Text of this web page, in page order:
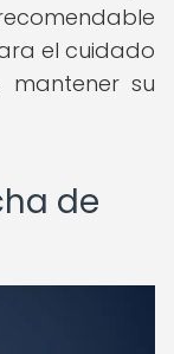
el cuidado
su
de